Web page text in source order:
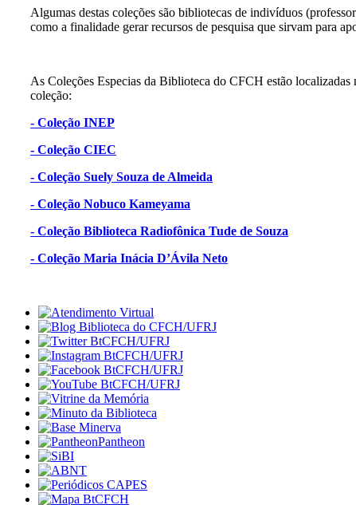
Algumas destas coleções são bibliotecas de indivíduos
como a finalidade gerar recursos de pesquisa que sirvam para
As Coleções Especias da Biblioteca do CFCH estão
coleção:
- Coleção INEP
- Coleção CIEC
- Coleção Suely Souza de Almeida
- Coleção Nobuco Kameyama
- Coleção Biblioteca Radiofônica Tude de Souza
- Coleção Maria Inácia D’Ávila Neto
Pantheon